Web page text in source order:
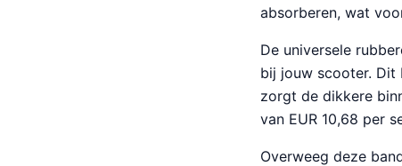
absorberen, wat
De universele
bij jouw scooter. Dit
zorgt de dikkere
van EUR 10,68 per
Overweeg deze